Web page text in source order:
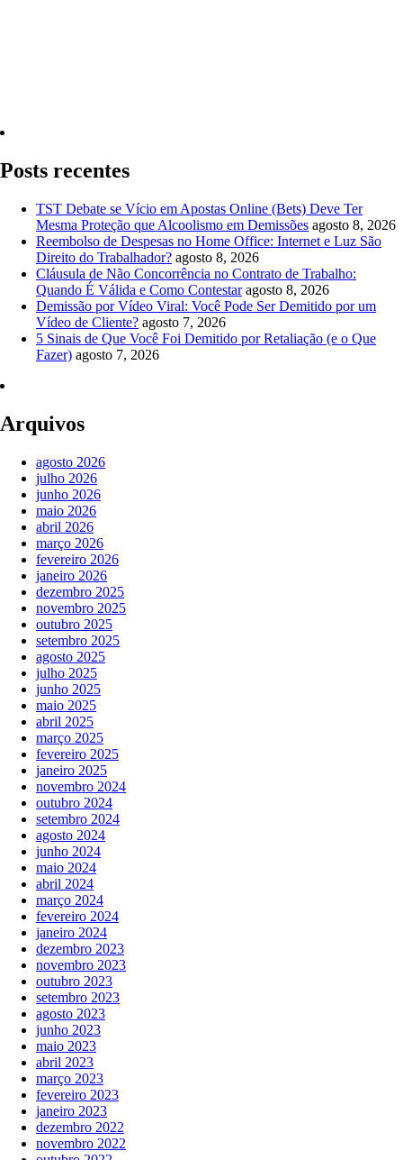
Posts recentes
TST Debate se Vício em Apostas Online (Bets) Deve Ter
Mesma Proteção que Alcoolismo em Demissões agosto 8, 2026
Reembolso de Despesas no Home Office: Internet e Luz São
Direito do Trabalhador? agosto 8, 2026
Cláusula de Não Concorrência no Contrato de Trabalho:
Quando É Válida e Como Contestar agosto 8, 2026
Demissão por Vídeo Viral: Você Pode Ser Demitido por um
Vídeo de Cliente? agosto 7, 2026
5 Sinais de Que Você Foi Demitido por Retaliação (e o Que
Fazer) agosto 7, 2026
Arquivos
agosto 2026
julho 2026
junho 2026
maio 2026
abril 2026
março 2026
fevereiro 2026
janeiro 2026
dezembro 2025
novembro 2025
outubro 2025
setembro 2025
agosto 2025
julho 2025
junho 2025
maio 2025
abril 2025
março 2025
fevereiro 2025
janeiro 2025
novembro 2024
outubro 2024
setembro 2024
agosto 2024
junho 2024
maio 2024
abril 2024
março 2024
fevereiro 2024
janeiro 2024
dezembro 2023
novembro 2023
outubro 2023
setembro 2023
agosto 2023
junho 2023
maio 2023
abril 2023
março 2023
fevereiro 2023
janeiro 2023
dezembro 2022
novembro 2022